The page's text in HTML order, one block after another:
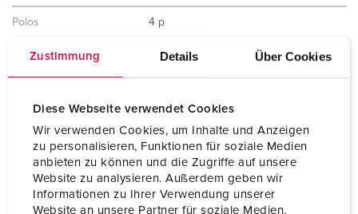
Zustimmung Details Über Cookies
Diese Webseite verwendet Cookies
Wir verwenden Cookies, um Inhalte und Anzeigen
zu personalisieren, Funktionen für soziale Medien
anbieten zu können und die Zugriffe auf unsere
Website zu analysieren. Außerdem geben wir
Informationen zu Ihrer Verwendung unserer
Website an unsere Partner für soziale Medien,
Polos 4 p
Volt 400-440 V
Tecnologia de ligação contacto roscado
porta-contactos de elevada resistência
térmica